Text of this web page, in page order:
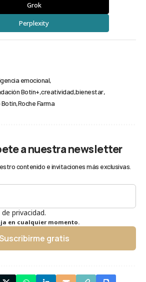
Grok
Perplexity
emocional
Botín+ creatividad bienestar
Roche Farma
a nuestra newsletter
contenido e invitaciones más exclusivas.
privacidad.
en cualquier momento.
gratis